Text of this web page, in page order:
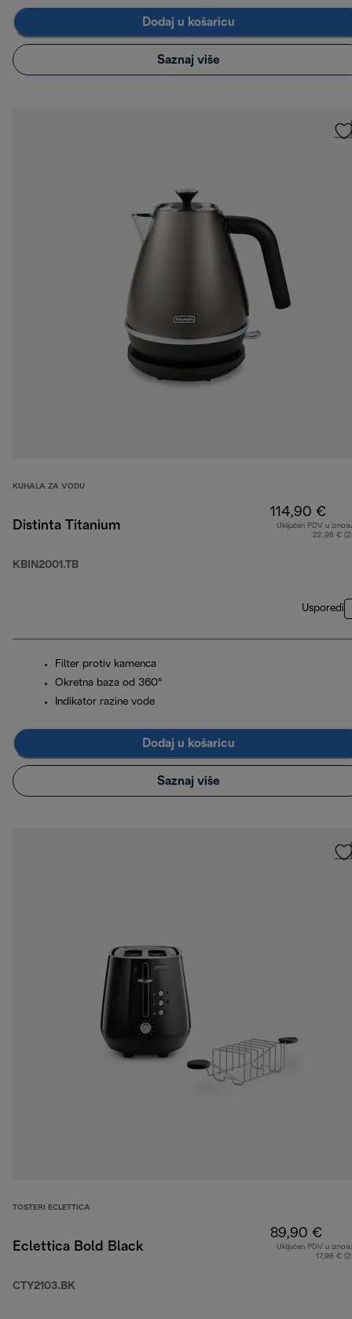
Dodaj u košaricu
Saznaj više
KUHALA ZA VODU
Distinta Titanium
KBIN2001.TB
114,90 €
Uključen PDV u
22,98 €
Usporedi
Filter protiv kamenca
Okretna baza od 360°
Indikator razine vode
Dodaj u košaricu
Saznaj više
TOSTERI ECLETTICA
Eclettica Bold Black
CTY2103.BK
89,90 €
Uključen PDV u
17,98 €